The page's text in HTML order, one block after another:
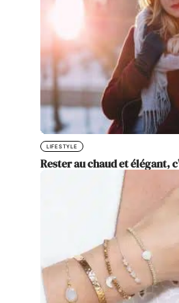
LIFESTYLE
Rester au chaud et élégant,